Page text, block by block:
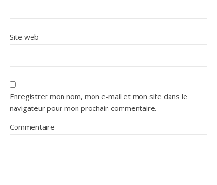
Site web
Enregistrer mon nom, mon e-mail et mon site dans le
navigateur pour mon prochain commentaire.
Commentaire